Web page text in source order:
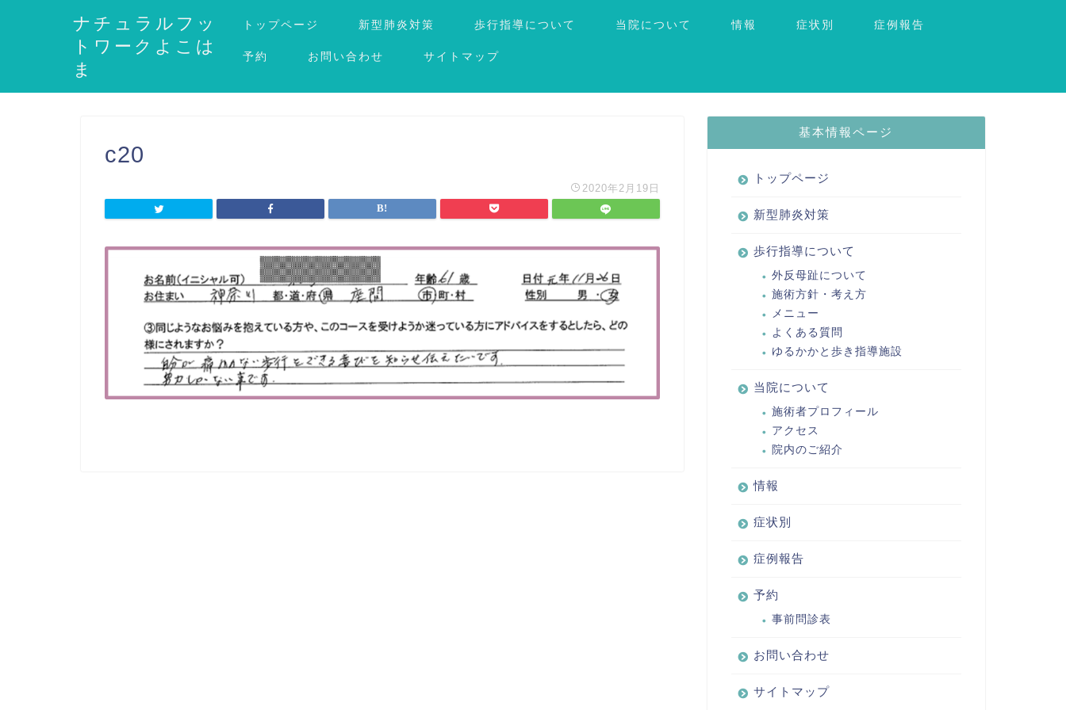
ナチュラルフッ
トワークよこは
ま
トップページ 新型肺炎対策 歩行指導について 当院について 情報 症状別 症例報告
予約 お問い合わせ サイトマップ
c20
2020年2月19日
基本情報ページ
トップページ
新型肺炎対策
歩行指導について
外反母趾について
施術方針・考え方
メニュー
よくある質問
ゆるかかと歩き指導施設
当院について
施術者プロフィール
アクセス
院内のご紹介
情報
症状別
症例報告
予約
事前問診表
お問い合わせ
サイトマップ